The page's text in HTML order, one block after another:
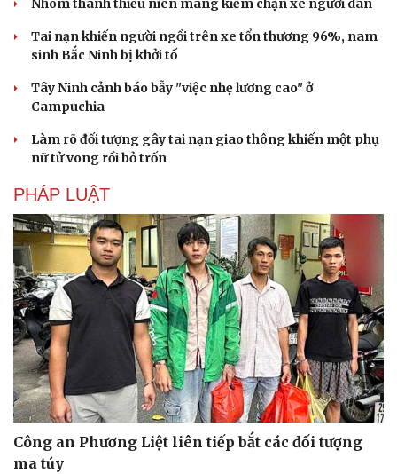
Nhóm thanh thiếu niên mang kiếm chặn xe người dân
Tai nạn khiến người ngồi trên xe tổn thương 96%, nam
sinh Bắc Ninh bị khởi tố
Tây Ninh cảnh báo bẫy "việc nhẹ lương cao" ở
Campuchia
Làm rõ đối tượng gây tai nạn giao thông khiến một phụ
nữ tử vong rồi bỏ trốn
PHÁP LUẬT
Công an Phương Liệt liên tiếp bắt các đối tượng
ma túy